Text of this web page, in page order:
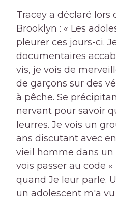
Tracey a déclaré lors
Brooklyn : « Les
pleurer ces jours-ci.
documentaires
vis, je vois de
de garçons sur des
à pêche. Se
nervant pour savoir
leurres. Je vois un
ans discutant avec
vieil homme dans un
vois passer au code
quand Je leur parle.
un adolescent m'a